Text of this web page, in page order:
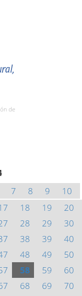
de
7 8 9
10
18 19
20
28 29
30
38 39
40
48 49
50
58 59
60
68 69
70